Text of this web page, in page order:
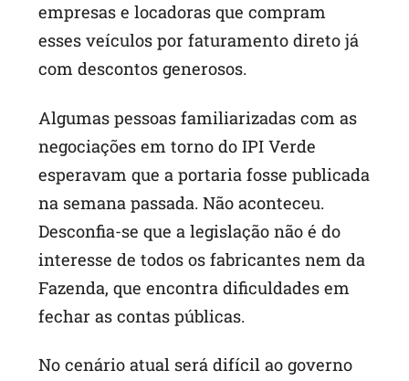
empresas e locadoras que compram
esses veículos por faturamento direto já
com descontos generosos.
Algumas pessoas familiarizadas com as
negociações em torno do IPI Verde
esperavam que a portaria fosse publicada
na semana passada. Não aconteceu.
Desconfia-se que a legislação não é do
interesse de todos os fabricantes nem da
Fazenda, que encontra dificuldades em
fechar as contas públicas.
No cenário atual será difícil ao governo